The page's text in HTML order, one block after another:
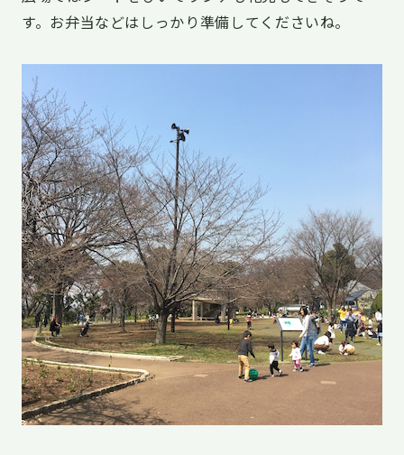
す。お弁当などはしっかり準備してくださいね。